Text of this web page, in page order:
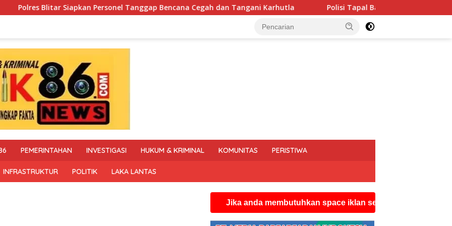
Tanggap Bencana Cegah dan Tangani Karhutla Polisi Tapal Batas dan Pedalaman Hoegeng Awards 2026
PEMERINTAHAN INVESTIGASI HUKUM & KRIMINAL KOMUNITAS PERISTIWA
INFRASTRUKTUR POLITIK LAKA LANTAS
Jika anda membutuhkan space iklan seperti ini silahkan hubungi